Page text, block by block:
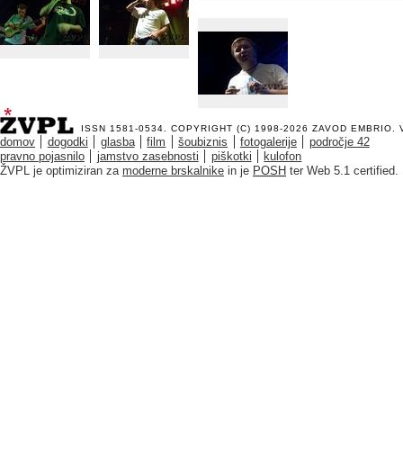
ISSN 1581-0534. COPYRIGHT (C) 1998-2026 ZAVOD EMBRIO .
domov dogodki glasba film šoubiznis fotogalerije
področje 42
pravno pojasnilo
jamstvo zasebnosti piškotki
kulofon
ŽVPL je optimiziran za moderne brskalnike in je POSH ter Web 5.1 certified.